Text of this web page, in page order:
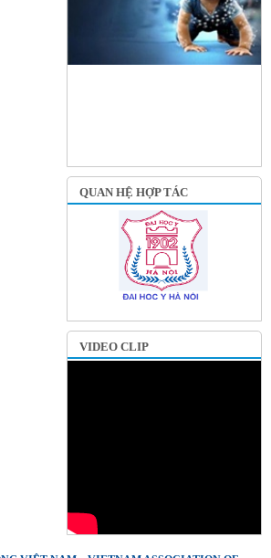
QUAN HỆ HỢP TÁC
VIDEO CLIP